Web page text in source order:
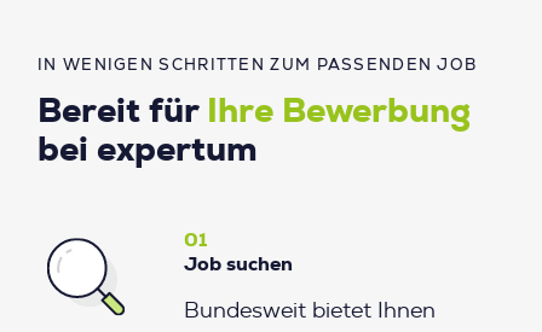
IN WENIGEN SCHRITTEN ZUM PASSENDEN JOB
Bereit für
Ihre Bewerbung
bei expertum
01
Job suchen
Bundesweit bietet Ihnen